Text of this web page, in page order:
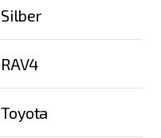
Silber
RAV4
Toyota